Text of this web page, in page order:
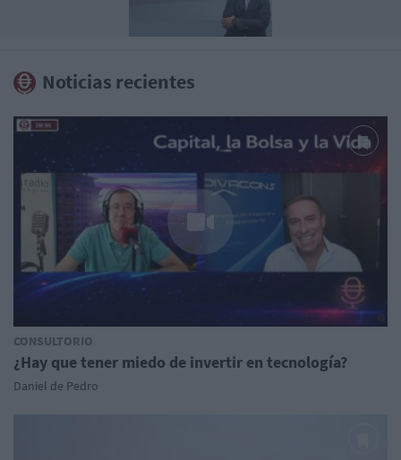
Noticias recientes
CONSULTORIO
¿Hay que tener miedo de invertir en tecnología?
Daniel de Pedro